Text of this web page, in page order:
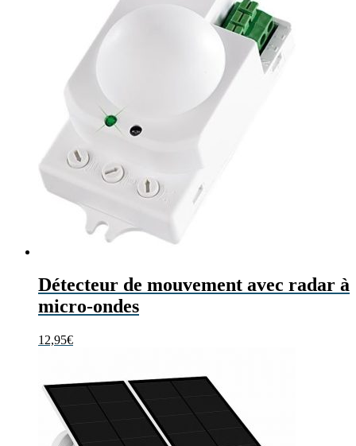
Détecteur de mouvement avec radar à
micro-ondes
12,95€